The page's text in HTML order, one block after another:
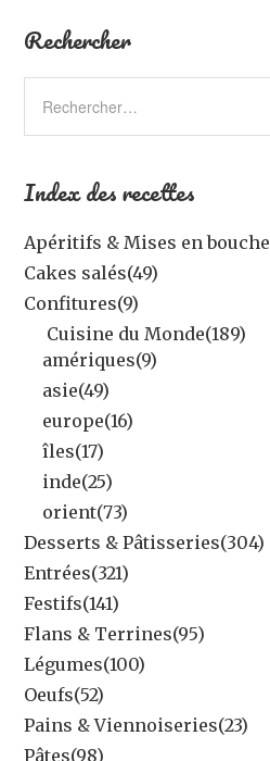
Rechercher
Index des recettes
Apéritifs & Mises en bouche
Cakes salés(49)
Confitures(9)
Cuisine du Monde(189)
amériques(9)
asie(49)
europe(16)
îles(17)
inde(25)
orient(73)
Desserts & Pâtisseries(304)
Entrées(321)
Festifs(141)
Flans & Terrines(95)
Légumes(100)
Oeufs(52)
Pains & Viennoiseries(23)
Pâtes(98)